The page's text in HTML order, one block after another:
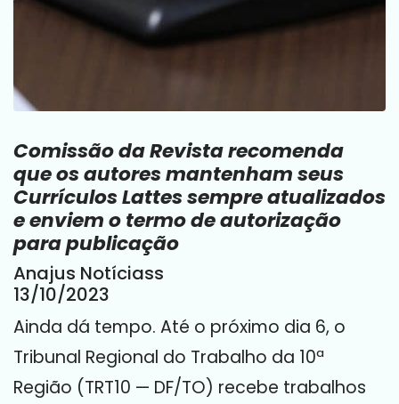
Comissão da Revista recomenda
que os autores mantenham seus
Currículos Lattes sempre atualizados
e enviem o termo de autorização
para publicação
Anajus Notíciass
13/10/2023
Ainda dá tempo. Até o próximo dia 6, o
Tribunal Regional do Trabalho da 10ª
Região (TRT10 — DF/TO) recebe trabalhos